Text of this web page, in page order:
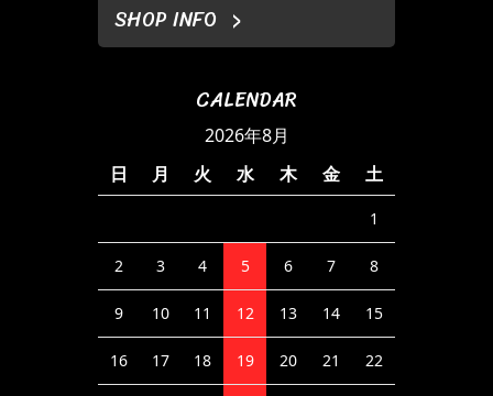
SHOP INFO
CALENDAR
2026年8月
日
月 火 水 木 金 土
1
2 3 4 5 6 7 8
9 10 11 12 13 14 15
16 17 18 19 20 21 22